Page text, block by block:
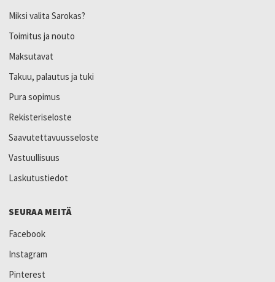
Miksi valita Sarokas?
Toimitus ja nouto
Maksutavat
Takuu, palautus ja tuki
Pura sopimus
Rekisteriseloste
Saavutettavuusseloste
Vastuullisuus
Laskutustiedot
SEURAA MEITÄ
Facebook
Instagram
Pinterest